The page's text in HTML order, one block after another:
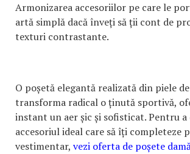
Armonizarea accesoriilor pe care le
artă simplă dacă înveți să ții cont de
texturi contrastante.
O poșetă elegantă realizată din piele
transforma radical o ținută sportivă,
instant un aer șic și sofisticat. Pentru a
accesoriul ideal care să îți completeze
vestimentar, vezi oferta de poșete